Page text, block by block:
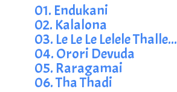
01. Endukani
02. Kalalona
03. Le Le Le Lelele Thalle...
04. Orori Devuda
05. Raragamai
06. Tha Thadi